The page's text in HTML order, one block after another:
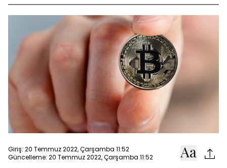
Giriş: 20 Temmuz 2022, Çarşamba 11:52
Güncelleme: 20 Temmuz 2022, Çarşamba 11:52